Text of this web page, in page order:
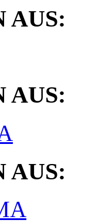
AUS:
AUS:
AUS: